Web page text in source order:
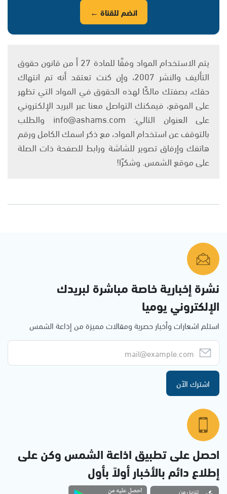
انضم للقناة ←
يتم الاستخدام المواد وفقًا للمادة 27 أ من قانون حقوق
التأليف والنشر 2007، وإن كنت تعتقد أنه تم انتهاك
حقك، بصفتك مالكًا لهذه الحقوق في المواد التي تظهر
على الموقع، فيمكنك التواصل معنا عبر البريد الإلكتروني
على العنوان التالي: info@ashams.com والطلب
بالتوقف عن استخدام المواد، مع ذكر اسمك الكامل ورقم
هاتفك وإرفاق تصوير للشاشة ورابط للصفحة ذات الصلة
على موقع الشمس. وشكرًا!
نشرة إخبارية خاصة مباشرة لبريدك
الإلكتروني يوميا
استلم اشعارات وأخبار حصرية ومقالات مميزة من إذاعة الشمس
اشترك الآن
احصل على تطبيق اذاعة الشمس وكن على
إطلاع دائم بالأخبار أولاً بأول